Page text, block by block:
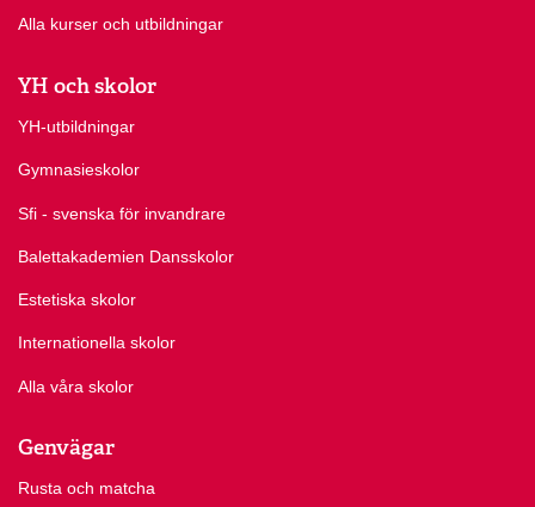
Alla kurser och utbildningar
YH och skolor
YH-utbildningar
Gymnasieskolor
Sfi - svenska för invandrare
Balettakademien Dansskolor
Estetiska skolor
Internationella skolor
Alla våra skolor
Genvägar
Rusta och matcha